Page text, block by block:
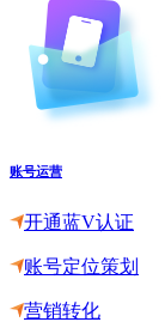
账号运营
开通蓝V认证
账号定位策划
营销转化